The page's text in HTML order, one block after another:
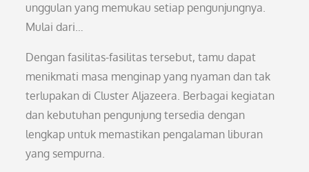
unggulan yang memukau setiap pengunjungnya.
Mulai dari…
Dengan fasilitas-fasilitas tersebut, tamu dapat
menikmati masa menginap yang nyaman dan tak
terlupakan di Cluster Aljazeera. Berbagai kegiatan
dan kebutuhan pengunjung tersedia dengan
lengkap untuk memastikan pengalaman liburan
yang sempurna.